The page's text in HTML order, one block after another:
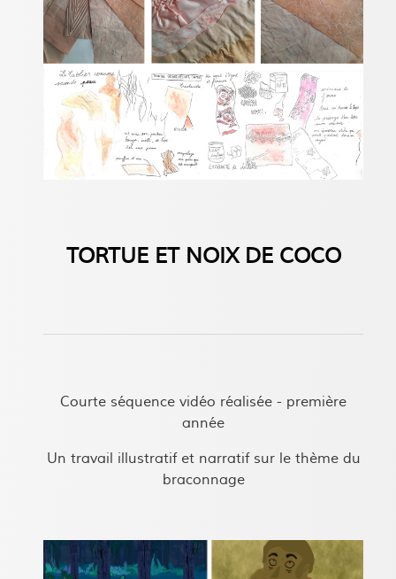
TORTUE ET NOIX DE COCO
Courte séquence vidéo réalisée - première
année
Un travail illustratif et narratif sur le thème du
braconnage